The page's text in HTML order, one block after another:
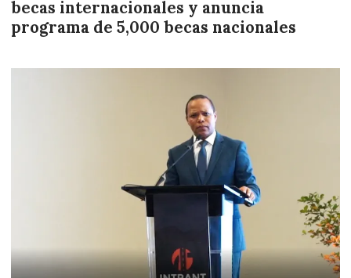
becas internacionales y anuncia
programa de 5,000 becas nacionales